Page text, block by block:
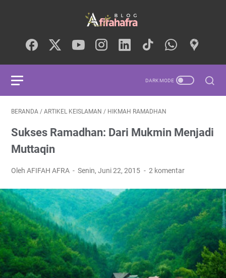
BERANDA / ARTIKEL KEISLAMAN / HIKMAH RAMADHAN
Sukses Ramadhan: Dari Mukmin Menjadi
Muttaqin
Oleh AFIFAH AFRA Senin, Juni 22, 2015 2 komentar